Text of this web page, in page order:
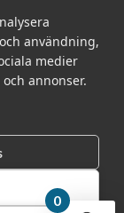
användning,
medier
annonser.
|
94 92
0